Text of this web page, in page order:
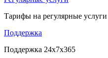
Тарифы на регулярные услуги
Поддержка
Поддержка 24x7x365